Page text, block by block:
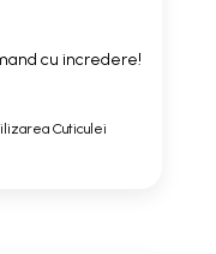
cu incredere!
Cuticulei